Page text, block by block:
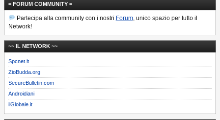
= FORUM COMMUNITY =
Partecipa alla community con i nostri Forum, unico spazio per tutto il
Network!
~~ IL NETWORK ~~
Spcnet.it
ZioBudda.org
SecureBulletin.com
Androidiani
ilGlobale.it